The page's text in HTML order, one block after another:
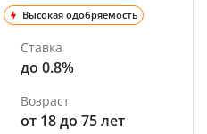
Высокая одобряемость
Ставка
до 0.8%
Возраст
от 18 до 75 лет